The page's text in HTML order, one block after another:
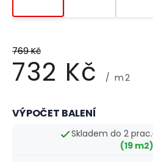
769 Kč
732 Kč / m2
Měrná
VÝPOČET BALENÍ
Skladem do 2
(19 m2)